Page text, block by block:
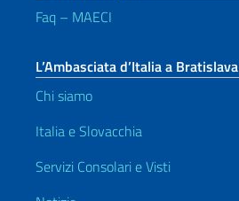
Faq – MAECI
L’Ambasciata d’Italia a Bratislava
Chi siamo
Italia e Slovacchia
Servizi Consolari e Visti